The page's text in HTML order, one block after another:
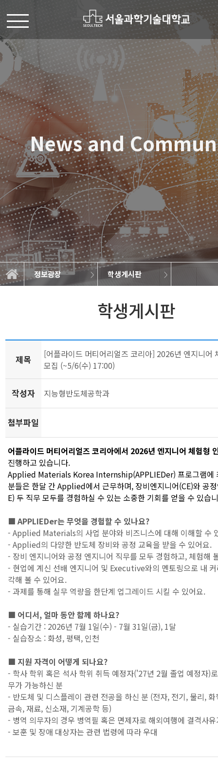
News and
정보광장 학생게시판
전공소개
학과소개
학사정보
대학원
정보광장
공지사항
학과규정
갤러리
학생게시판
학과소식
학생게시판
제목
[어플라이드 머티어리얼즈 코리아] 2026년 엔지니어
모집 (~5/6(수) 17:00)
작성자 지능형반도체공학과
첨부파일
어플라이드 머티어리얼즈 코리아에서 2026년 엔지니어 체험형
진행하고 있습니다.
Applied Materials Korea Internship(APPLIEDer) 프로그램에
분들은 한달 간 Applied에서 근무하며, 장비엔지니어(CE)와 공
E) 두 직무 모두를 경험하실 수 있는 소중한 기회를 얻을 수 있습
■ APPLIEDer는 무엇을 경험할 수 있나요?
- Applied Materials의 사업 분야와 비즈니스에 대해 이해할 수
- Applied의 다양한 반도체 장비와 공정 교육을 받을 수 있어요.
- 장비 엔지니어와 공정 엔지니어 직무를 모두 경험하고, 체험해
- 현업에 계신 선배 엔지니어 및 Executive와의 멘토링으로 내
각해 볼 수 있어요.
- 과제를 통해 실무 역량을 한단계 업그레이드 시킬 수 있어요.
■ 어디서, 얼마 동안 함께 하나요?
- 실습기간 : 2026년 7월 1일(수) - 7월 31일(금), 1달
- 실습장소 : 화성, 평택, 인천
■ 지원 자격이 어떻게 되나요?
- 학사 학위 혹은 석사 학위 취득 예정자('27년 2월 졸업 예정자)
무가 가능하신 분
- 반도체 및 디스플레이 관련 전공을 하신 분 (전자, 전기, 물리,
금속, 재료, 신소재, 기계공학 등)
- 병역 의무자의 경우 병역필 혹은 면제자로 해외여행에 결격사
- 보훈 및 장애 대상자는 관련 법령에 따라 우대